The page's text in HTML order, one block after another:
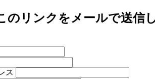
のリンクをメールで送信
ス